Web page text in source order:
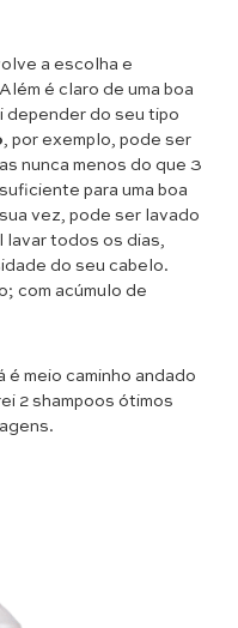
a escolha e
é claro de uma boa
depender do seu tipo
, por exemplo, pode ser
nunca menos do que 3
para uma boa
vez, pode ser lavado
lavar todos os dias,
do seu cabelo.
com acúmulo de
é meio caminho andado
2 shampoos ótimos